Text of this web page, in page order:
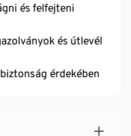
és felfejteni
és útlevél
érdekében